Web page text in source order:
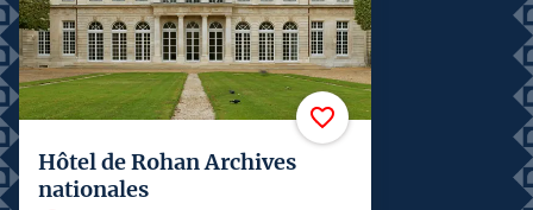
Hôtel de Rohan Archives
nationales